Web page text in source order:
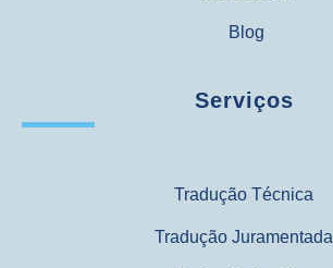
Blog
Serviços
Tradução Técnica
Tradução Juramentada